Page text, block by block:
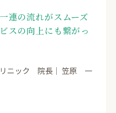
連の流れがスムーズ
スの向上にも繋がっ
リニック 院長｜ 笠原 一